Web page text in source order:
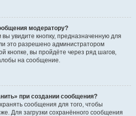
модератору?
увидите кнопку, предназначенную для
это разрешено администратором
кнопке, вы пройдёте через ряд шагов,
на сообщение.
при создании сообщения?
сообщения для того, чтобы
Для загрузки сохранённого сообщения